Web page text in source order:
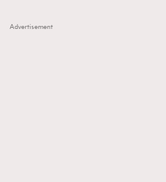
Advertisement